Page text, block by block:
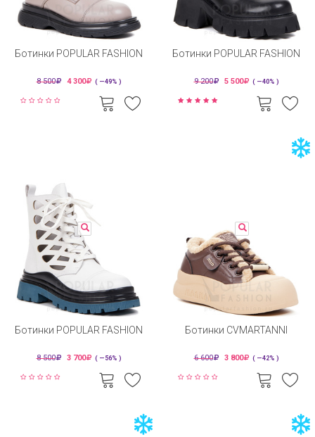
Ботинки POPULAR FASHION
8 500 4 300 ( —49% )
Ботинки POPULAR FASHION
9 200 5 500 ( —40% )
Ботинки POPULAR FASHION
8 500 3 700 ( —56% )
Ботинки CVMARTANNI
6 600 3 800 ( —42% )